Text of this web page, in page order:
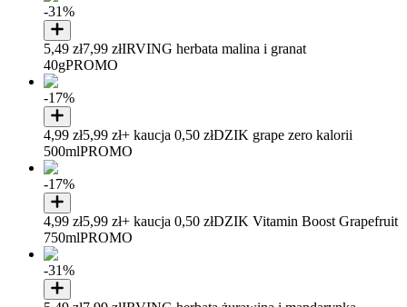
-31%
5,49 zł7,99 złIRVING herbata malina i granat
40gPROMO
-17%
4,99 zł5,99 zł+ kaucja 0,50 złDZIK grape zero kalorii
500mlPROMO
-17%
4,99 zł5,99 zł+ kaucja 0,50 złDZIK Vitamin Boost Grapefruit
750mlPROMO
-31%